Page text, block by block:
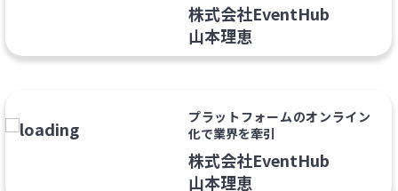
株式会社EventHub
山本理恵
プラットフォームのオンライン
化で業界を牽引
株式会社EventHub
山本理恵